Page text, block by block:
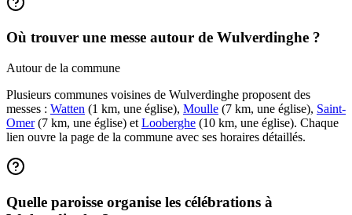
Où trouver une messe autour de Wulverdinghe ?
Autour de la commune
Plusieurs communes voisines de Wulverdinghe proposent des
messes : Watten (1 km, une église), Moulle (7 km, une église), Saint-
Omer(7 km, une église) et Looberghe (10 km, une église). Chaque
lien ouvre la page de la commune avec ses horaires détaillés.
Quelle paroisse organise les célébrations à